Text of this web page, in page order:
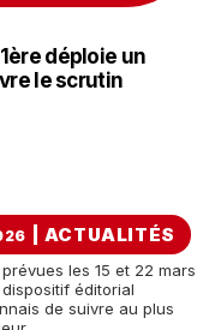
déploie un
le scrutin
ACTUALITÉS
les 15 et 22 mars
éditorial
de suivre au plus